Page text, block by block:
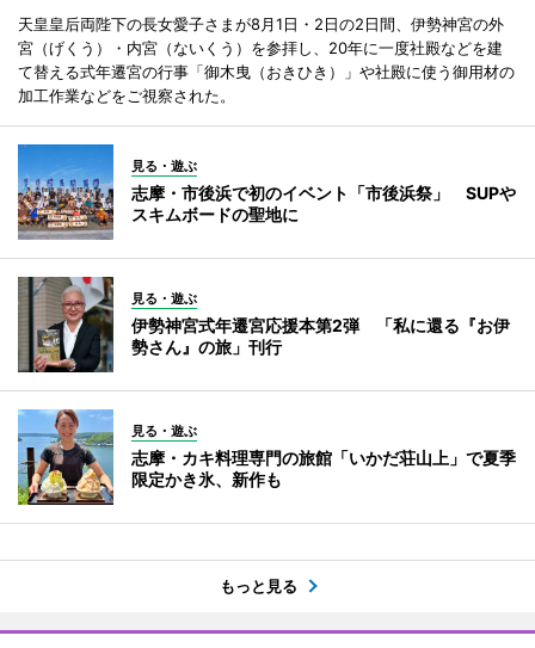
天皇皇后両陛下の長女愛子さまが8月1日・2日の2日間、伊勢神宮の外
宮（げくう）・内宮（ないくう）を参拝し、20年に一度社殿などを建
て替える式年遷宮の行事「御木曳（おきひき）」や社殿に使う御用材の
加工作業などをご視察された。
見る・遊ぶ
志摩・市後浜で初のイベント「市後浜祭」 SUPや
スキムボードの聖地に
見る・遊ぶ
伊勢神宮式年遷宮応援本第2弾 「私に還る『お伊
勢さん』の旅」刊行
見る・遊ぶ
志摩・カキ料理専門の旅館「いかだ荘山上」で夏季
限定かき氷、新作も
もっと見る